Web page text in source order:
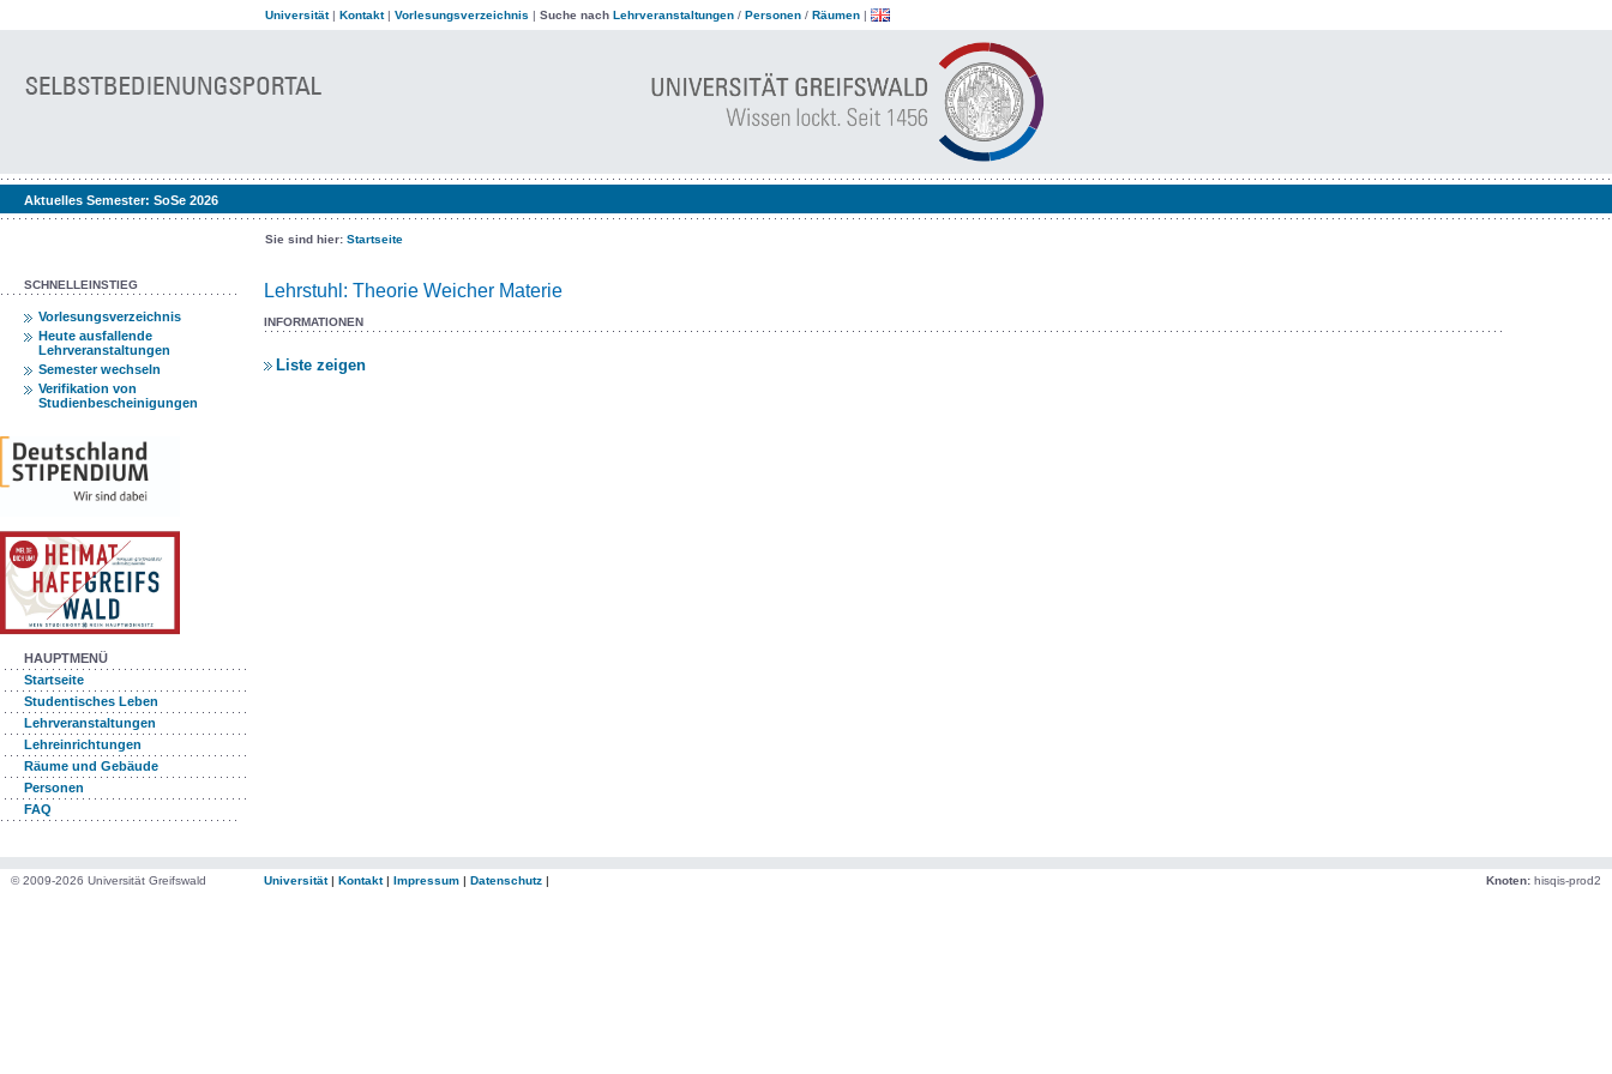
Universität| Kontakt| Vorlesungsverzeichnis | Suche nach Lehrveranstaltungen / Personen / Räumen |
Aktuelles Semester: SoSe 2026
Sie sind hier: Startseite
SCHNELLEINSTIEG
Vorlesungsverzeichnis
Heute ausfallende
Lehrveranstaltungen
Semester wechseln
Verifikation von
Studienbescheinigungen
HAUPTMENÜ
Startseite
Studentisches Leben
Lehrveranstaltungen
Lehreinrichtungen
Räume und Gebäude
Personen
FAQ
Lehrstuhl: Theorie Weicher Materie
INFORMATIONEN
Liste zeigen
© 2009-2026 Universität Greifswald Universität| Kontakt| Impressum | Datenschutz | Knoten: hisqis-prod2